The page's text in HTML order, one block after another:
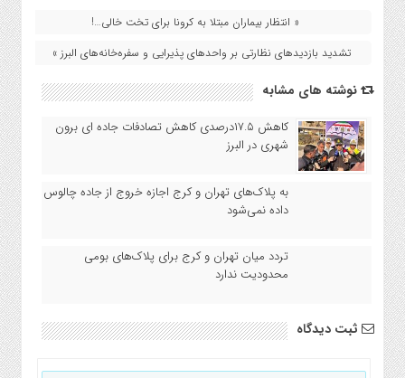
« انتظار بیماران مبتلا به کرونا برای تخت خالی…!
تشدید باز‌دیدهای نظارتی بر واحد‌ها‌ی پذیرایی و سفره‌خانه‌های البرز »
نوشته های مشابه
کاهش ۱۷.۵درصدی کاهش تصادفات جاده ای برون
شهری در البرز
به پلاک‌‎های تهران و کرج اجازه خروج از جاده چالوس
داده نمی‌شود
تردد میان تهران و کرج برای پلاک‌های بومی
محدودیت ندارد
ثبت دیدگاه